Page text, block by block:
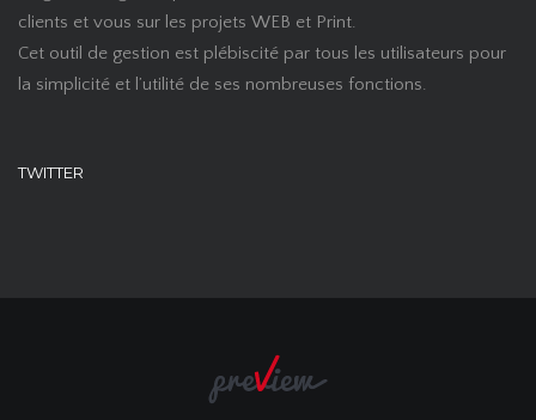
clients et vous sur les projets WEB et Print.
Cet outil de gestion est plébiscité par tous les utilisateurs pour
la simplicité et l’utilité de ses nombreuses fonctions.
TWITTER